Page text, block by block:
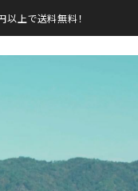
上で送料無料！